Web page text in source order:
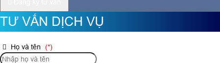
TƯ VẤN DỊCH VỤ
Họ và tên (*)